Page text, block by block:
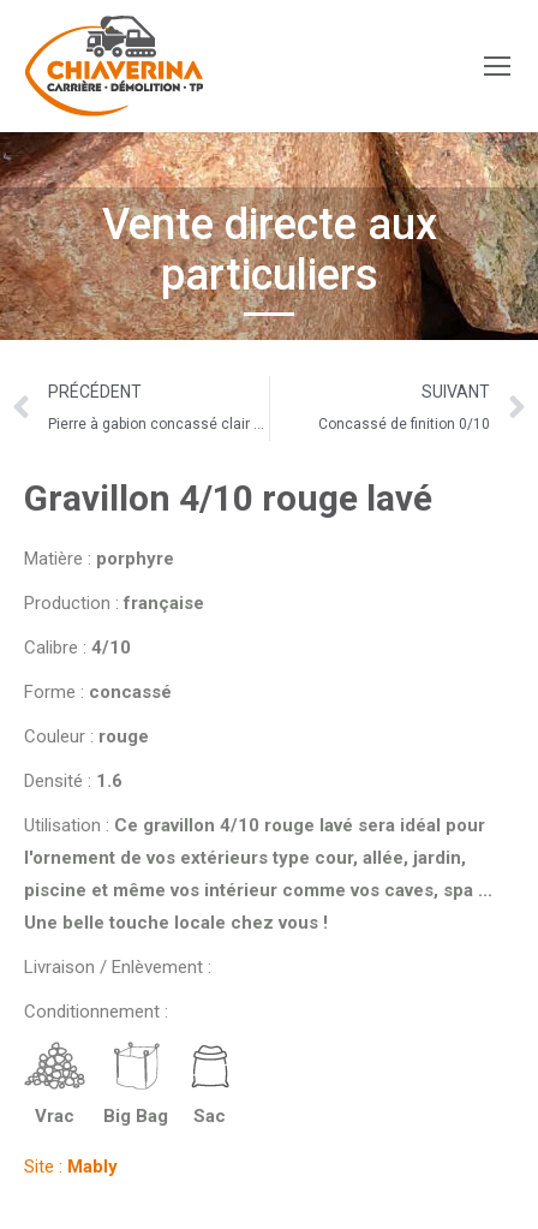
Vente directe aux
particuliers
PRÉCÉDENT
Pierre à gabion concassé clair du nord
SUIVANT
Concassé de finition 0/10
Gravillon 4/10 rouge lavé
Matière : porphyre
Production :française
Calibre : 4/10
Forme : concassé
Couleur : rouge
Densité : 1.6
Utilisation : Ce gravillon 4/10 rouge lavé sera idéal pour
l'ornement de vos extérieurs type cour, allée, jardin,
piscine et même vos intérieur comme vos caves, spa ...
Une belle touche locale chez vous !
Livraison / Enlèvement :
Conditionnement :
Vrac Big Bag Sac
Site : Mably